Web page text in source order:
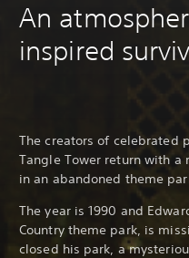
An
inspired
The creators of celebrated
Tangle Tower return with
in an abandoned theme
The year is 1990 and
Country theme park, is
closed his park, a